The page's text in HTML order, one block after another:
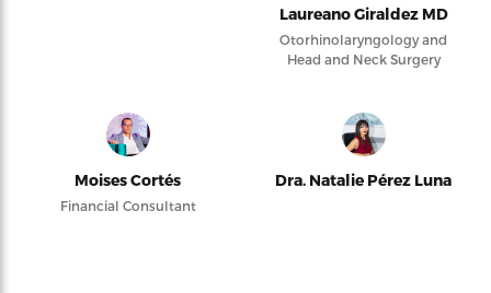
Laureano Giraldez MD
Otorhinolaryngology and
Head and Neck Surgery
Moises Cortés
Financial Consultant
Dra. Natalie Pérez Luna